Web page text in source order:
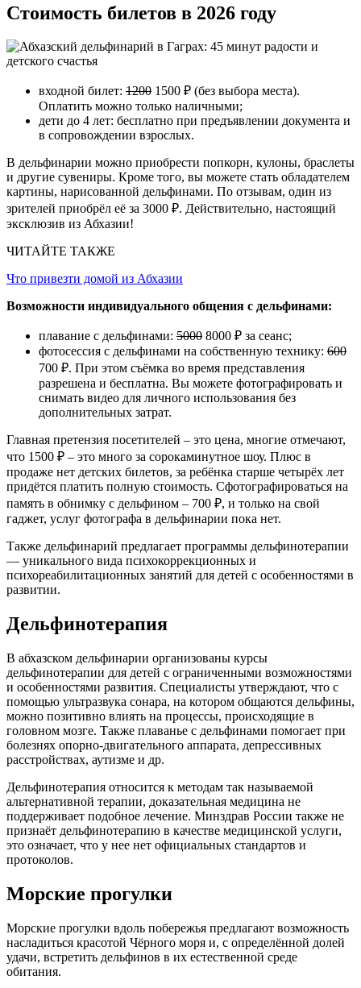
Стоимость билетов в 2026 году
входной билет: 1200 1500 ₽ (без выбора места).
Оплатить можно только наличными;
дети до 4 лет: бесплатно при предъявлении документа и
в сопровождении взрослых.
В дельфинарии можно приобрести попкорн, кулоны, браслеты
и другие сувениры. Кроме того, вы можете стать обладателем
картины, нарисованной дельфинами. По отзывам, один из
зрителей приобрёл её за 3000 ₽. Действительно, настоящий
эксклюзив из Абхазии!
ЧИТАЙТЕ ТАКЖЕ
Что привезти домой из Абхазии
Возможности индивидуального общения с дельфинами:
плавание с дельфинами: 5000 8000 ₽ за сеанс;
фотосессия с дельфинами на собственную технику: 600
700 ₽. При этом съёмка во время представления
разрешена и бесплатна. Вы можете фотографировать и
снимать видео для личного использования без
дополнительных затрат.
Главная претензия посетителей – это цена, многие отмечают,
что 1500 ₽ – это много за сорокаминутное шоу. Плюс в
продаже нет детских билетов, за ребёнка старше четырёх лет
придётся платить полную стоимость. Сфотографироваться на
память в обнимку с дельфином – 700 ₽, и только на свой
гаджет, услуг фотографа в дельфинарии пока нет.
Также дельфинарий предлагает программы дельфинотерапии
— уникального вида психокоррекционных и
психореабилитационных занятий для детей с особенностями в
развитии.
Дельфинотерапия
В абхазском дельфинарии организованы курсы
дельфинотерапии для детей с ограниченными возможностями
и особенностями развития. Специалисты утверждают, что с
помощью ультразвука сонара, на котором общаются дельфины,
можно позитивно влиять на процессы, происходящие в
головном мозге. Также плаванье с дельфинами помогает при
болезнях опорно-двигательного аппарата, депрессивных
расстройствах, аутизме и др.
Дельфинотерапия относится к методам так называемой
альтернативной терапии, доказательная медицина не
поддерживает подобное лечение. Минздрав России также не
признаёт дельфинотерапию в качестве медицинской услуги,
это означает, что у нее нет официальных стандартов и
протоколов.
Морские прогулки
Морские прогулки вдоль побережья предлагают возможность
насладиться красотой Чёрного моря и, с определённой долей
удачи, встретить дельфинов в их естественной среде
обитания.